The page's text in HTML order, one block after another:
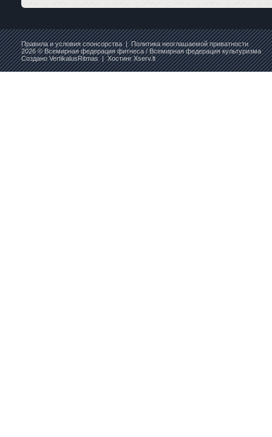
Правила и условия спонсорства|Политика неоглашаемой приватности
2026 © Всемирная федерация фитнеса / Всемирная федерация культуризма
СозданоVertikalusRitmas| ХостингXserv.lt